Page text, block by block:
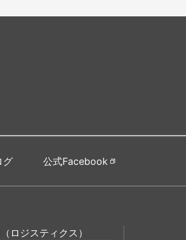
グ 公式Facebook
ロジスティクス）